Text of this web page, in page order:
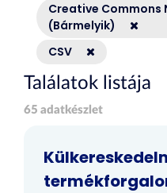
Creative Commons
(Bármelyik)
CSV
Találatok listája
65 adatkészlet